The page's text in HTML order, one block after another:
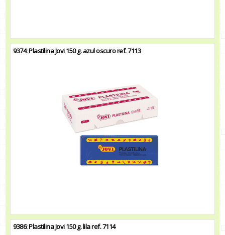
9374: Plastilina Jovi 150 g. azul oscuro ref. 7113
9386: Plastilina Jovi 150 g. lila ref. 7114